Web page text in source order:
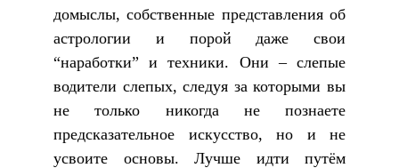
домыслы, собственные представления об
астрологии и порой даже свои
“наработки” и техники. Они – слепые
водители слепых, следуя за которыми вы
не только никогда не познаете
предсказательное искусство, но и не
усвоите основы. Лучше идти путём